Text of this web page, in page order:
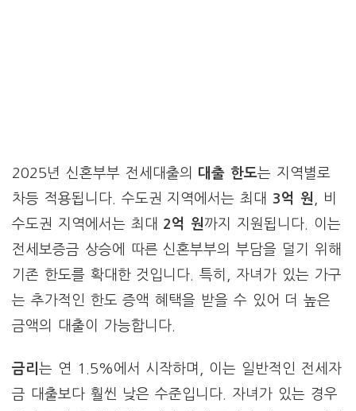
2025년 신혼부부 전세대출의 대출 한도는 지역별로
차등 적용됩니다. 수도권 지역에서는 최대 3억 원
, 비
수도권 지역에서는 최대 2억 원까지 지원됩니다. 이는
전세보증금 상승에 따른 신혼부부의 부담을 덜기 위해
기존 한도를 확대한 것입니다. 특히, 자녀가 있는 가구
는 추가적인 한도 증액 혜택을 받을 수 있어 더 높은
금액의 대출이 가능합니다.
금리 는 연 1.5%에서 시작하며, 이는 일반적인 전세자
금 대출보다 훨씬 낮은 수준입니다. 자녀가 있는 경우